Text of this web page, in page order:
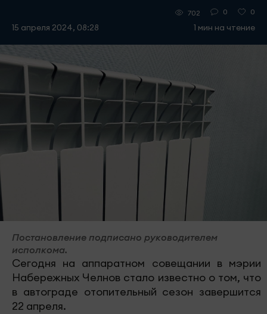
15 апреля 2024, 08:28
702 0 0
1 мин на чтение
Постановление подписано руководителем
исполкома.
Сегодня на аппаратном совещании в мэрии
Набережных Челнов стало известно о том, что
в автограде отопительный сезон завершится
22 апреля.